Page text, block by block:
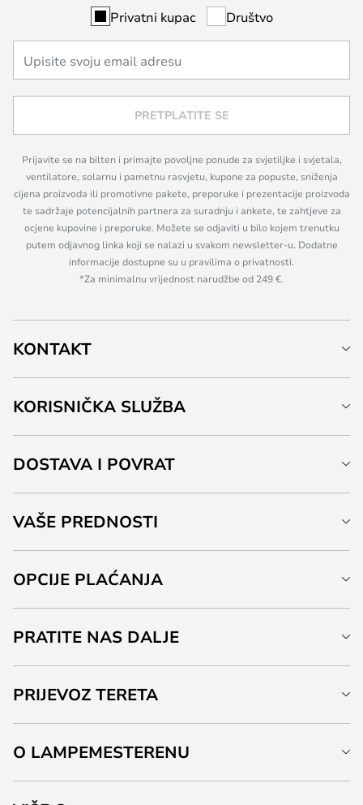
Privatni kupac Društvo
PRETPLATITE SE
Prijavite se na bilten i primajte povoljne ponude za svjetiljke i svjetala,
ventilatore, solarnu i pametnu rasvjetu, kupone za popuste, sniženja
cijena proizvoda ili promotivne pakete, preporuke i prezentacije proizvoda
te sadržaje potencijalnih partnera za suradnju i ankete, te zahtjeve za
ocjene kupovine i preporuke. Možete se odjaviti u bilo kojem trenutku
putem odjavnog linka koji se nalazi u svakom newsletter-u. Dodatne
informacije dostupne su u pravilima o privatnosti.
*Za minimalnu vrijednost narudžbe od 249 €.
KONTAKT
KORISNIČKA SLUŽBA
DOSTAVA I POVRAT
VAŠE PREDNOSTI
OPCIJE PLAĆANJA
PRATITE NAS DALJE
PRIJEVOZ TERETA
O LAMPEMESTERENU